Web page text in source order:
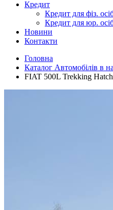
Кредит
Кредит для фіз.
Кредит для юр.
Новини
Контакти
Головна
Каталог Автомобілів в
FIAT 500L Trekking